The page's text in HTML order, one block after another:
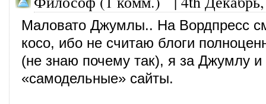
Маловато Джумлы.. На Вордпресс
косо, ибо не считаю блоги
(не знаю почему так), я за Джумлу и
«самодельные» сайты.